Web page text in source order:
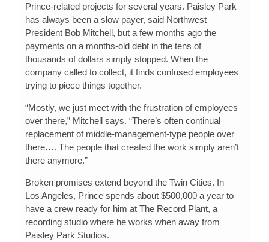
Prince-related projects for several years. Paisley Park
has always been a slow payer, said Northwest
President Bob Mitchell, but a few months ago the
payments on a months-old debt in the tens of
thousands of dollars simply stopped. When the
company called to collect, it finds confused employees
trying to piece things together.
“Mostly, we just meet with the frustration of employees
over there,” Mitchell says. “There’s often continual
replacement of middle-management-type people over
there…. The people that created the work simply aren’t
there anymore.”
Broken promises extend beyond the Twin Cities. In
Los Angeles, Prince spends about $500,000 a year to
have a crew ready for him at The Record Plant, a
recording studio where he works when away from
Paisley Park Studios.